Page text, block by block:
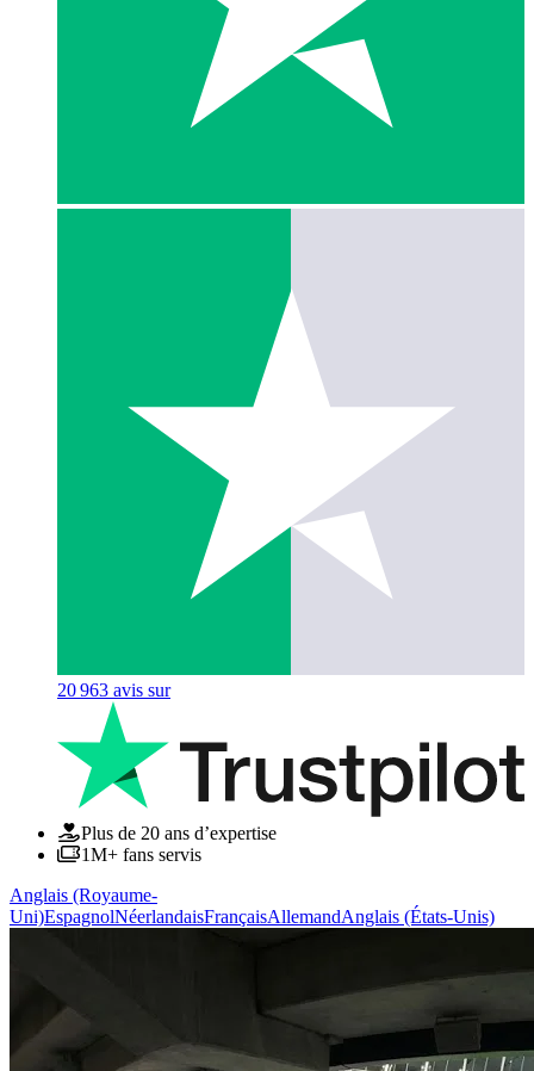
20 963 avis sur
Plus de 20 ans d’expertise
1M+ fans servis
Anglais (Royaume-
Uni)EspagnolNéerlandaisFrançaisAllemandAnglais (États-Unis)